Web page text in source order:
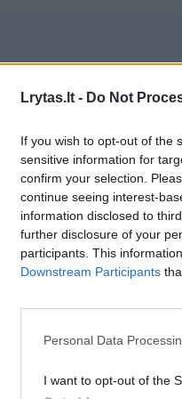
Lrytas.lt - Do Not
If you wish to opt-out of the
sensitive information for
confirm your selection.
continue seeing interest-
information disclosed to
further disclosure of your
participants. This
Downstream Participants
Personal Data
I want to opt-out of the
Norite
toliau?
Prisijunkite prie mūsų
ir tapkite
Vos nuo 1